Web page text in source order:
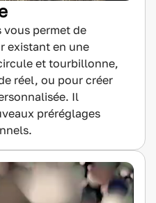
vous permet de
existant en une
et tourbillonne,
réel, ou pour créer
Il
préréglages